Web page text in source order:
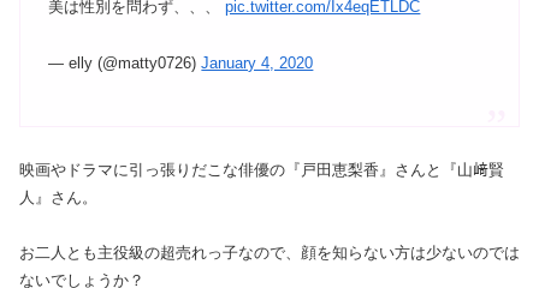
美は性別を問わず、、、pic.twitter.com/Ix4eqETLDC
— elly (@matty0726)January 4, 2020
映画やドラマに引っ張りだこな俳優の『戸田恵梨香』さんと『山﨑賢
人』さん。
お二人とも主役級の超売れっ子なので、顔を知らない方は少ないのでは
ないでしょうか？